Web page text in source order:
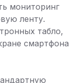
мониторинг
ленту.
табло,
смартфона